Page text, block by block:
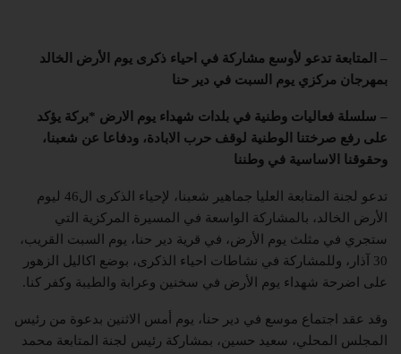
– المتابعة تدعو لأوسع مشاركة في احياء ذكرى يوم الأرض الخالد
بمهرجان مركزي يوم السبت في دير حنا
– سلسلة فعاليات وطنية في بلدات شهداء يوم الارض *بركة يؤكد
على رفع صرختنا الوطنية لوقف حرب الابادة، ودفاعا عن شعبنا،
وحقوقنا الاساسية في وطننا
تدعو لجنة المتابعة العليا جماهير شعبنا، لإحياء الذكرى ال46 ليوم
الأرض الخالد، بالمشاركة الواسعة في المسيرة المركزية التي
ستجري في مثلث يوم الأرض، في قرية دير حنا، يوم السبت القريب،
30 آذار، وللمشاركة في نشاطات احياء الذكرى، بوضع اكاليل الزهور
على اضرحة شهداء يوم الأرض في سخنين وعرابة والطيبة وكفر كنا.
وقد عقد اجتماع موسع في دير حنا، يوم أمس الاثنين بدعوة من رئيس
المجلس المحلي، سعيد حسين، بمشاركة رئيس لجنة المتابعة محمد